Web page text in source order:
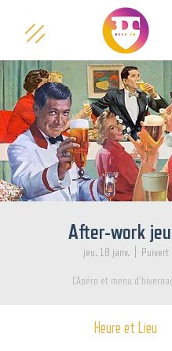
After-work
jeu. 18 janv.
  |
Puivert
L’Apéro et menu
Heure et Lieu